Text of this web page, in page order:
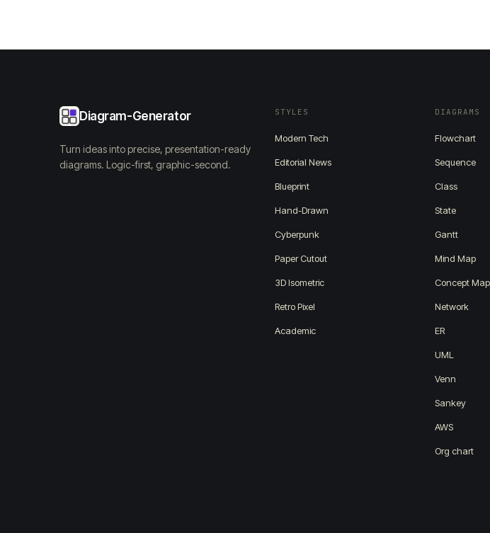
Diagram-Generator
Turn ideas into precise, presentation-ready
diagrams. Logic-first, graphic-second.
STYLES
Modern Tech
Editorial News
Blueprint
Hand-Drawn
Cyberpunk
Paper Cutout
3D Isometric
Retro Pixel
Academic
DIAGRAMS
Flowchart
Sequence
Class
State
Gantt
Mind Map
Concept Map
Network
ER
UML
Venn
Sankey
AWS
Org chart